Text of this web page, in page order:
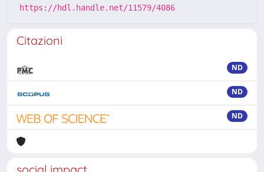
https://hdl.handle.net/11579/4086
Citazioni
ND
ND
ND